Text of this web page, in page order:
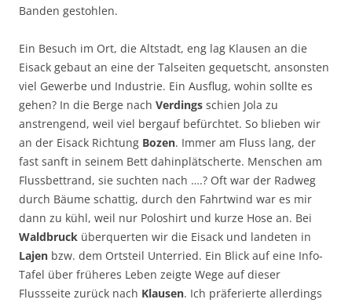
Banden gestohlen.
Ein Besuch im Ort, die Altstadt, eng lag Klausen an die
Eisack gebaut an eine der Talseiten gequetscht, ansonsten
viel Gewerbe und Industrie. Ein Ausflug, wohin sollte es
gehen? In die Berge nach Verdings schien Jola zu
anstrengend, weil viel bergauf befürchtet. So blieben wir
an der Eisack Richtung Bozen. Immer am Fluss lang, der
fast sanft in seinem Bett dahinplätscherte. Menschen am
Flussbettrand, sie suchten nach ….? Oft war der Radweg
durch Bäume schattig, durch den Fahrtwind war es mir
dann zu kühl, weil nur Poloshirt und kurze Hose an. Bei
Waldbruck überquerten wir die Eisack und landeten in
Lajen bzw. dem Ortsteil Unterried. Ein Blick auf eine Info-
Tafel über früheres Leben zeigte Wege auf dieser
Flussseite zurück nach Klausen. Ich präferierte allerdings